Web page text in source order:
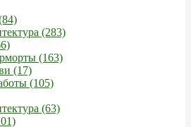
(283)
(163)
(17)
(105)
(63)